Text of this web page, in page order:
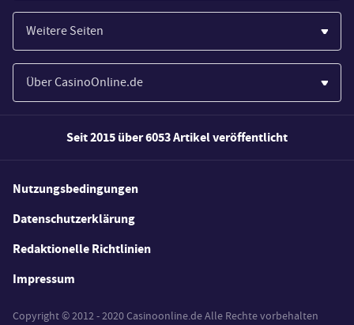
Casinos
Wirtschaft
Spiele
Weitere Seiten
Paypal Casinos
Novoline Casinos
Merkur Casinos
Casino Testberichte
Casino Bonus Angebote
Kostenlose Spiele
Über CasinoOnline.de
Wie wir bewerten
FAQs
Seit 2015 über 6053 Artikel veröffentlicht
Nutzungsbedingungen
Datenschutzerklärung
Redaktionelle Richtlinien
Impressum
Copyright © 2012 - 2020 Casinoonline.de Alle Rechte vorbehalten